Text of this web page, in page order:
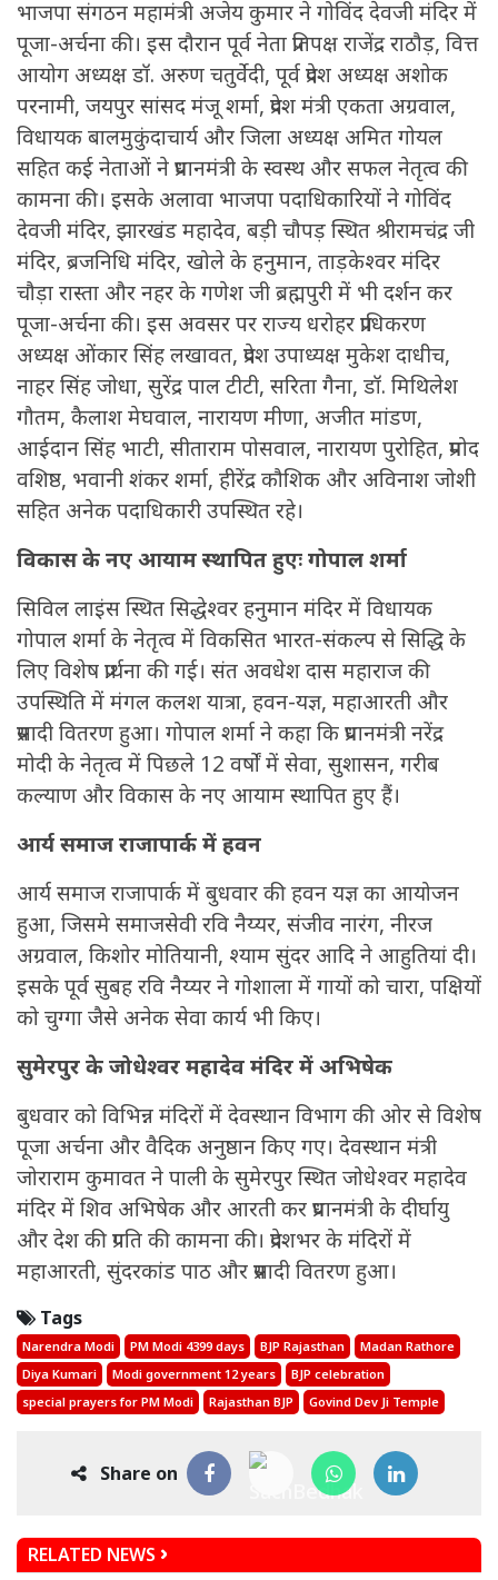
भाजपा संगठन महामंत्री अजेय कुमार ने गोविंद देवजी मंदिर में
पूजा-अर्चना की। इस दौरान पूर्व नेता प्रतिपक्ष राजेंद्र राठौड़, वित्त
आयोग अध्यक्ष डॉ. अरुण चतुर्वेदी, पूर्व प्रदेश अध्यक्ष अशोक
परनामी, जयपुर सांसद मंजू शर्मा, प्रदेश मंत्री एकता अग्रवाल,
विधायक बालमुकुंदाचार्य और जिला अध्यक्ष अमित गोयल
सहित कई नेताओं ने प्रधानमंत्री के स्वस्थ और सफल नेतृत्व की
कामना की। इसके अलावा भाजपा पदाधिकारियों ने गोविंद
देवजी मंदिर, झारखंड महादेव, बड़ी चौपड़ स्थित श्रीरामचंद्र जी
मंदिर, ब्रजनिधि मंदिर, खोले के हनुमान, ताड़केश्वर मंदिर
चौड़ा रास्ता और नहर के गणेश जी ब्रह्मपुरी में भी दर्शन कर
पूजा-अर्चना की। इस अवसर पर राज्य धरोहर प्राधिकरण
अध्यक्ष ओंकार सिंह लखावत, प्रदेश उपाध्यक्ष मुकेश दाधीच,
नाहर सिंह जोधा, सुरेंद्र पाल टीटी, सरिता गैना, डॉ. मिथिलेश
गौतम, कैलाश मेघवाल, नारायण मीणा, अजीत मांडण,
आईदान सिंह भाटी, सीताराम पोसवाल, नारायण पुरोहित, प्रमोद
वशिष्ठ, भवानी शंकर शर्मा, हीरेंद्र कौशिक और अविनाश जोशी
सहित अनेक पदाधिकारी उपस्थित रहे।
विकास के नए आयाम स्थापित हुएः गोपाल शर्मा
सिविल लाइंस स्थित सिद्धेश्वर हनुमान मंदिर में विधायक
गोपाल शर्मा के नेतृत्व में विकसित भारत-संकल्प से सिद्धि के
लिए विशेष प्रार्थना की गई। संत अवधेश दास महाराज की
उपस्थिति में मंगल कलश यात्रा, हवन-यज्ञ, महाआरती और
प्रसादी वितरण हुआ। गोपाल शर्मा ने कहा कि प्रधानमंत्री नरेंद्र
मोदी के नेतृत्व में पिछले 12 वर्षों में सेवा, सुशासन, गरीब
कल्याण और विकास के नए आयाम स्थापित हुए हैं।
आर्य समाज राजापार्क में हवन
आर्य समाज राजापार्क में बुधवार की हवन यज्ञ का आयोजन
हुआ, जिसमे समाजसेवी रवि नैय्यर, संजीव नारंग, नीरज
अग्रवाल, किशोर मोतियानी, श्याम सुंदर आदि ने आहुतियां दी।
इसके पूर्व सुबह रवि नैय्यर ने गोशाला में गायों को चारा, पक्षियों
को चुग्गा जैसे अनेक सेवा कार्य भी किए।
सुमेरपुर के जोधेश्वर महादेव मंदिर में अभिषेक
बुधवार को विभिन्न मंदिरों में देवस्थान विभाग की ओर से विशेष
पूजा अर्चना और वैदिक अनुष्ठान किए गए। देवस्थान मंत्री
जोराराम कुमावत ने पाली के सुमेरपुर स्थित जोधेश्वर महादेव
मंदिर में शिव अभिषेक और आरती कर प्रधानमंत्री के दीर्घायु
और देश की प्रगति की कामना की। प्रदेशभर के मंदिरों में
महाआरती, सुंदरकांड पाठ और प्रसादी वितरण हुआ।
Tags
Narendra Modi PM Modi 4399 days BJP Rajasthan
Madan Rathore
Diya Kumari
Modi government 12 years
BJP celebration
special prayers for PM Modi
Rajasthan BJP Govind Dev Ji Temple
Share on
RELATED NEWS